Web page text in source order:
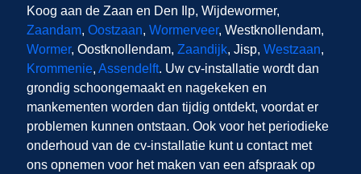
Koog aan de Zaan en Den Ilp, Wijdewormer,
Zaandam, Oostzaan, Wormerveer, Westknollendam,
Wormer, Oostknollendam, Zaandijk, Jisp, Westzaan,
Krommenie, Assendelft. Uw cv-installatie wordt dan
grondig schoongemaakt en nagekeken en
mankementen worden dan tijdig ontdekt, voordat er
problemen kunnen ontstaan. Ook voor het periodieke
onderhoud van de cv-installatie kunt u contact met
ons opnemen voor het maken van een afspraak op